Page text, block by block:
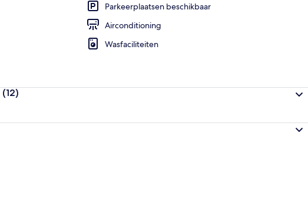
Parkeerplaatsen beschikbaar
Airconditioning
Wasfaciliteiten
(12)